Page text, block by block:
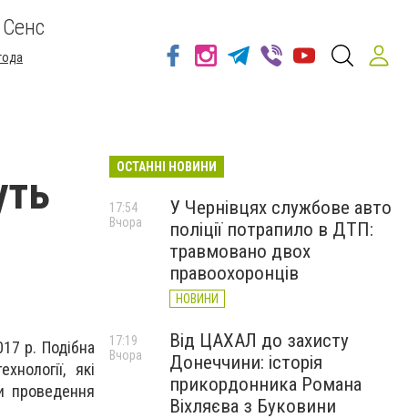
р. Подібна
які
проведення
ОСТАННІ НОВИНИ
У Чернівцях службове авто
поліції потрапило в ДТП:
травмовано двох
правоохоронців
НОВИНИ
17:54
Вчора
Від ЦАХАЛ до захисту
Донеччини: історія
прикордонника Романа
Віхляєва з Буковини
17:19
Вчора